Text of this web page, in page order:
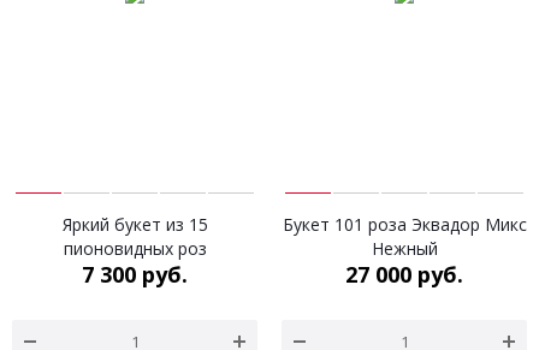
Яркий букет из 15
пионовидных роз
7 300 руб.
Букет 101 роза Эквадор Микс
Нежный
27 000 руб.